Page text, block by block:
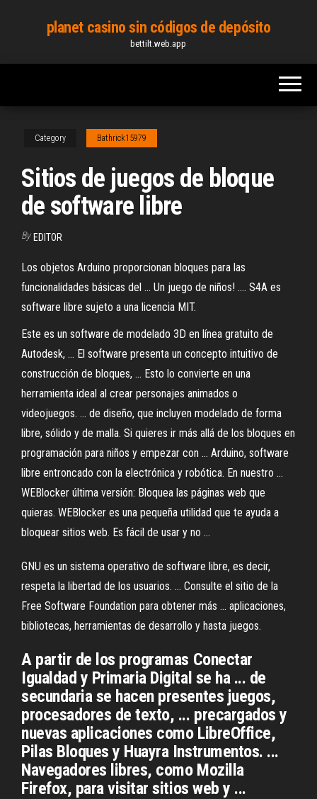
content
planet casino sin códigos de depósito
bettilt.web.app
Category Bathrick15979
Sitios de juegos de bloque
de software libre
By EDITOR
Los objetos Arduino proporcionan bloques para las
funcionalidades básicas del ... Un juego de niños! .... S4A es
software libre sujeto a una licencia MIT.
Este es un software de modelado 3D en línea gratuito de
Autodesk, ... El software presenta un concepto intuitivo de
construcción de bloques, ... Esto lo convierte en una
herramienta ideal al crear personajes animados o
videojuegos. ... de diseño, que incluyen modelado de forma
libre, sólido y de malla. Si quieres ir más allá de los bloques en
programación para niños y empezar con ... Arduino, software
libre entroncado con la electrónica y robótica. En nuestro ...
WEBlocker última versión: Bloquea las páginas web que
quieras. WEBlocker es una pequeña utilidad que te ayuda a
bloquear sitios web. Es fácil de usar y no ...
GNU es un sistema operativo de software libre, es decir,
respeta la libertad de los usuarios. ... Consulte el sitio de la
Free Software Foundation para obtener más ... aplicaciones,
bibliotecas, herramientas de desarrollo y hasta juegos.
A partir de los programas Conectar
Igualdad y Primaria Digital se ha ... de
secundaria se hacen presentes juegos,
procesadores de texto, ... precargados y
nuevas aplicaciones como LibreOffice,
Pilas Bloques y Huayra Instrumentos. ...
Navegadores libres, como Mozilla
Firefox, para visitar sitios web y ...